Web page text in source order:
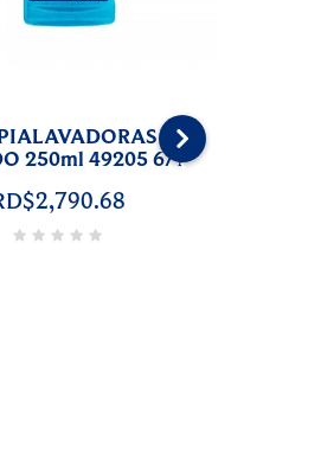
ACERO INOX.
42391 6/1
RD$2,790.68
›